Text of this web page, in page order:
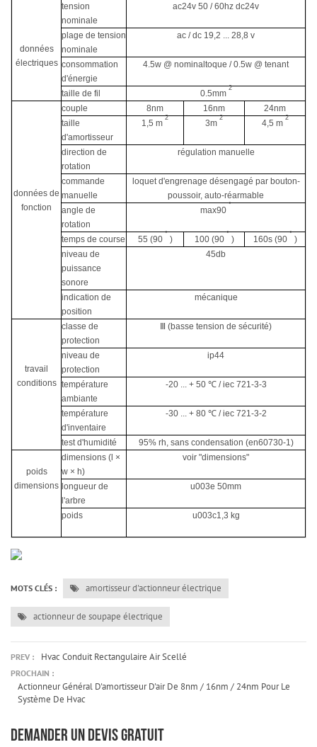
données
électriques
tension
nominale
ac24v 50 / 60hz dc24v
plage de tension
nominale
ac / dc 19,2 ... 28,8 v
consommation
d'énergie
4.5w @ nominaltoque / 0.5w @ tenant
taille de fil 0.5mm
2
données de
fonction
couple 8nm 16nm
24nm
taille
d'amortisseur
1,5 m
2
3m
2
4,5 m
2
direction de
rotation
régulation manuelle
commande
manuelle
loquet d'engrenage désengagé par bouton-
poussoir, auto-réarmable
angle de
rotation
max90
°
temps de course 55 (90
°
) 100 (90
°
) 160s (90
°
)
niveau de
puissance
sonore
45db
indication de
position
mécanique
travail
conditions
classe de
protection
Ⅲ (basse tension de sécurité)
niveau de
protection
ip44
température
ambiante
-20 ... + 50 ℃ / iec 721-3-3
température
d'inventaire
-30 ... + 80 ℃ / iec 721-3-2
test d'humidité 95% rh, sans condensation (en60730-1)
poids
dimensions
dimensions (l ×
w × h)
voir "dimensions"
longueur de
l'arbre
u003e 50mm
poids u003c1,3 kg
MOTS CLÉS : amortisseur d'actionneur électrique
actionneur de soupape électrique
PREV : Hvac Conduit Rectangulaire Air Scellé
PROCHAIN :
Actionneur Général D'amortisseur D'air De 8nm / 16nm / 24nm Pour Le
Système De Hvac
DEMANDER UN DEVIS GRATUIT